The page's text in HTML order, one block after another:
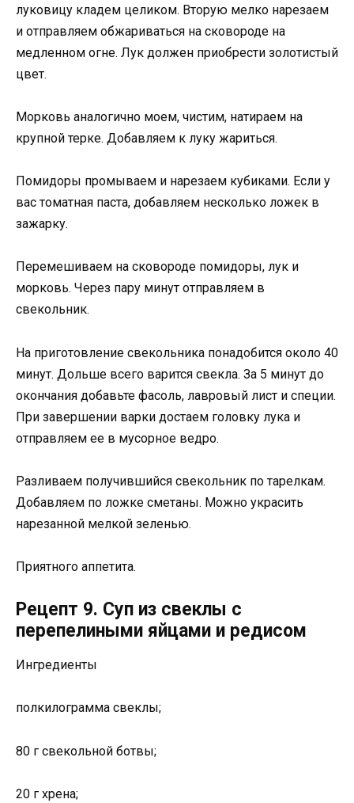
луковицу кладем целиком. Вторую мелко нарезаем
и отправляем обжариваться на сковороде на
медленном огне. Лук должен приобрести золотистый
цвет.
Морковь аналогично моем, чистим, натираем на
крупной терке. Добавляем к луку жариться.
Помидоры промываем и нарезаем кубиками. Если у
вас томатная паста, добавляем несколько ложек в
зажарку.
Перемешиваем на сковороде помидоры, лук и
морковь. Через пару минут отправляем в
свекольник.
На приготовление свекольника понадобится около 40
минут. Дольше всего варится свекла. За 5 минут до
окончания добавьте фасоль, лавровый лист и специи.
При завершении варки достаем головку лука и
отправляем ее в мусорное ведро.
Разливаем получившийся свекольник по тарелкам.
Добавляем по ложке сметаны. Можно украсить
нарезанной мелкой зеленью.
Приятного аппетита.
Рецепт 9. Суп из свеклы с
перепелиными яйцами и редисом
Ингредиенты
полкилограмма свеклы;
80 г свекольной ботвы;
20 г хрена;